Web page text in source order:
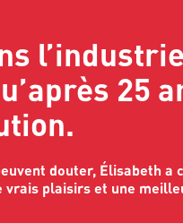
25
douter, Élisabeth a
vrais plaisirs et une